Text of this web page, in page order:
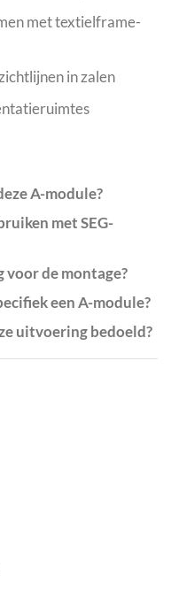
met textielframe-
in zalen
A-module?
met SEG-
voor de montage?
een A-module?
uitvoering bedoeld?